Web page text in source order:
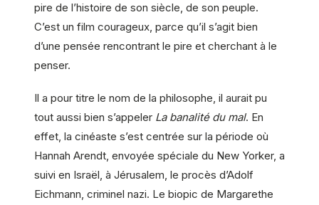
pire de l’histoire de son siècle, de son peuple.
C’est un film courageux, parce qu’il s’agit bien
d’une pensée rencontrant le pire et cherchant à le
penser.
Il a pour titre le nom de la philosophe, il aurait pu
tout aussi bien s’appeler La banalité du mal. En
effet, la cinéaste s’est centrée sur la période où
Hannah Arendt, envoyée spéciale du New Yorker, a
suivi en Israël, à Jérusalem, le procès d’Adolf
Eichmann, criminel nazi. Le biopic de Margarethe